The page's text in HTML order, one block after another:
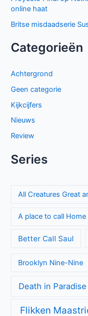
online haat
Britse misdaadserie
Categorieën
Achtergrond
Geen categorie
Kijkcijfers
Nieuws
Review
Series
All Creatures Great
A place to call Home
Better Call Saul
Brooklyn Nine-Nine
Death in Paradise
Flikken